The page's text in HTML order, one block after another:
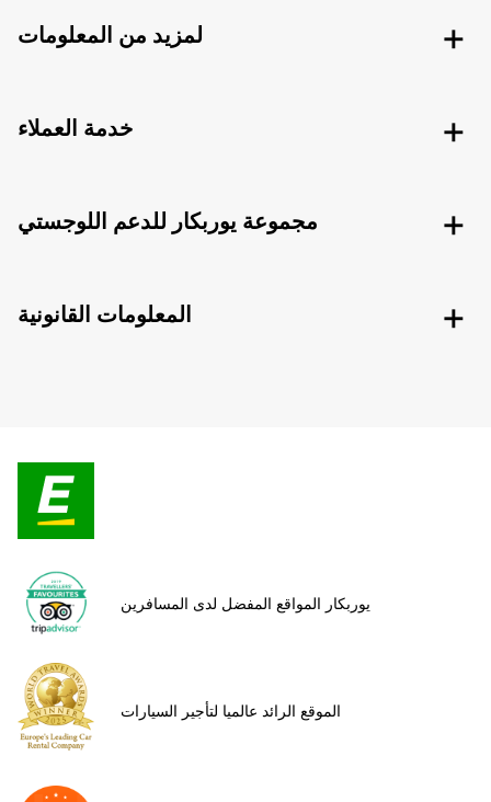
لمزيد من المعلومات
خدمة العملاء
مجموعة يوربكار للدعم اللوجستي
المعلومات القانونية
يوربكار المواقع المفضل لدى المسافرين
الموقع الرائد عالميا لتأجير السيارات